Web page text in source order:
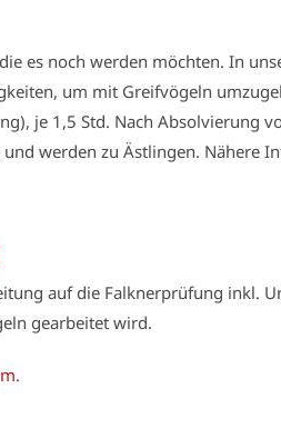
es noch werden möchten. In
um mit Greifvögeln
je 1,5 Std. Nach Absolvierung
werden zu Ästlingen. Nähere
auf die Falknerprüfung inkl.
gearbeitet wird.
.